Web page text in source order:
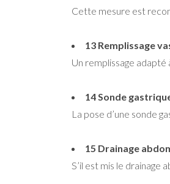
Cette mesure est
13 Remplissage
Un remplissage adapté
14 Sonde
La pose d’une sonde
15 Drainage
S’il est mis le drainage